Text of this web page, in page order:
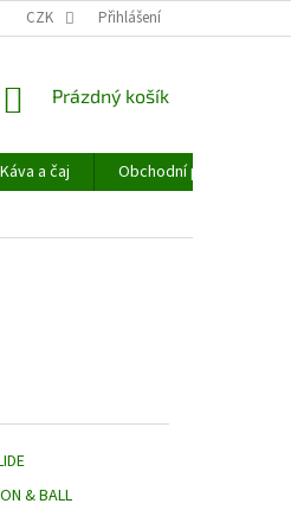
NAPIŠTE NÁM
CZK Přihlášení
NÁKUPNÍ
Prázdný košík
Káva a čaj
Obchodní podmínky
& BALL